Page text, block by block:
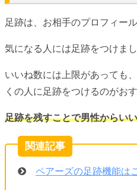
足跡は、お相手のプロフィー
気になる人には足跡をつけまし
いいね数には上限があっても
くの人に足跡をつけるのがおす
足跡を残すことで男性からい
ペアーズの足跡機能は